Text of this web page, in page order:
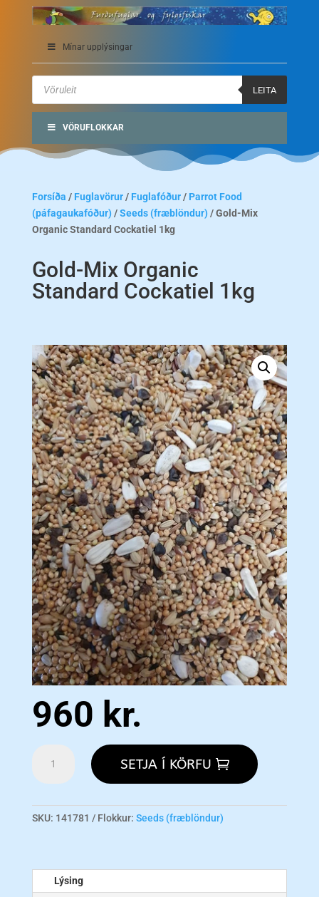
Mínar upplýsingar
Products
search
LEITA
VÖRUFLOKKAR
Forsíða / Fuglavörur/ Fuglafóður/ Parrot Food
(páfagaukafóður) /Seeds (fræblöndur) / Gold-Mix
Organic Standard Cockatiel 1kg
Gold-Mix Organic
Standard Cockatiel 1kg
960 kr.
Cockatiel
SETJA Í KÖRFU
SKU: 141781 Flokkur: Seeds (fræblöndur)
Lýsing